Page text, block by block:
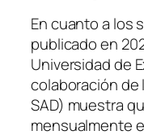
En cuanto a los
publicado en
Universidad de
colaboración de
SAD) muestra
mensualmente